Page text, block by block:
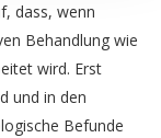
dass, wenn
Behandlung wie
wird. Erst
und in den
Befunde